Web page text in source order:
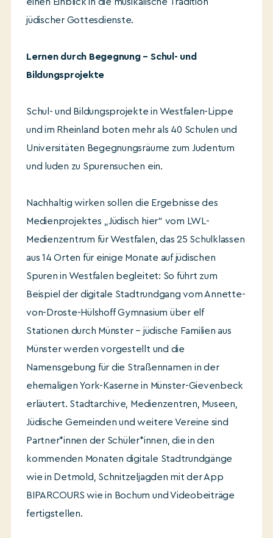
jüdischer Gottesdienste.
Lernen durch Begegnung – Schul- und
Bildungsprojekte
Schul- und Bildungsprojekte in Westfalen-Lippe
und im Rheinland boten mehr als 40 Schulen und
Universitäten Begegnungsräume zum Judentum
und luden zu Spurensuchen ein.
Nachhaltig wirken sollen die Ergebnisse des
Medienprojektes „Jüdisch hier“ vom LWL-
Medienzentrum für Westfalen, das 25 Schulklassen
aus 14 Orten für einige Monate auf jüdischen
Spuren in Westfalen begleitet: So führt zum
Beispiel der digitale Stadtrundgang vom Annette-
von-Droste-Hülshoff Gymnasium über elf
Stationen durch Münster – jüdische Familien aus
Münster werden vorgestellt und die
Namensgebung für die Straßennamen in der
ehemaligen York-Kaserne in Münster-Gievenbeck
erläutert. Stadtarchive, Medienzentren, Museen,
Jüdische Gemeinden und weitere Vereine sind
Partner*innen der Schüler*innen, die in den
kommenden Monaten digitale Stadtrundgänge
wie in Detmold, Schnitzeljagden mit der App
BIPARCOURS wie in Bochum und Videobeiträge
fertigstellen.